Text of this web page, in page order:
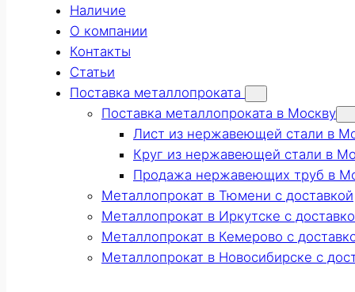
Наличие
О компании
Контакты
Статьи
Поставка металлопроката
Поставка металлопроката в Москву
Лист из нержавеющей стали в
Круг из нержавеющей стали в
Продажа нержавеющих труб в
Металлопрокат в Тюмени с доставкой
Металлопрокат в Иркутске с
Металлопрокат в Кемерово с
Металлопрокат в Новосибирске с